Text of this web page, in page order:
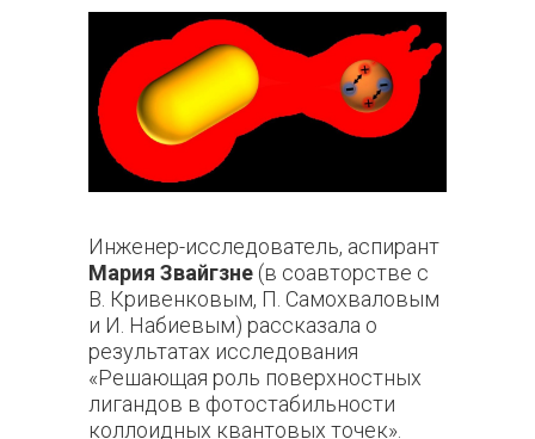
Инженер-исследователь, аспирант
Мария Звайгзне (в соавторстве с
В. Кривенковым, П. Самохваловым
и И. Набиевым) рассказала о
результатах исследования
«Решающая роль поверхностных
лигандов в фотостабильности
коллоидных квантовых точек».